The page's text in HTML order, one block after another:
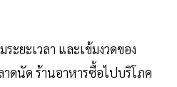
ะยะเวลา และเข้มงวดของ
ดนัด ร้านอาหารซื้อไปบริโภค